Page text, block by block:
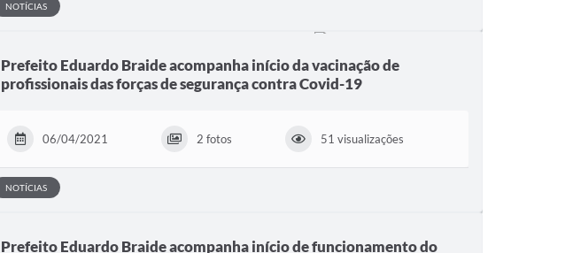
NOTÍCIAS
Prefeito Eduardo Braide acompanha início da vacinação de
profissionais das forças de segurança contra Covid-19
06/04/2021 2 fotos 51 visualizações
NOTÍCIAS
Prefeito Eduardo Braide acompanha início de funcionamento do